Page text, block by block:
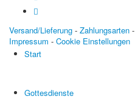
Versand/Lieferung - Zahlungsarten -
Impressum - Cookie Einstellungen
Start
Gottesdienste